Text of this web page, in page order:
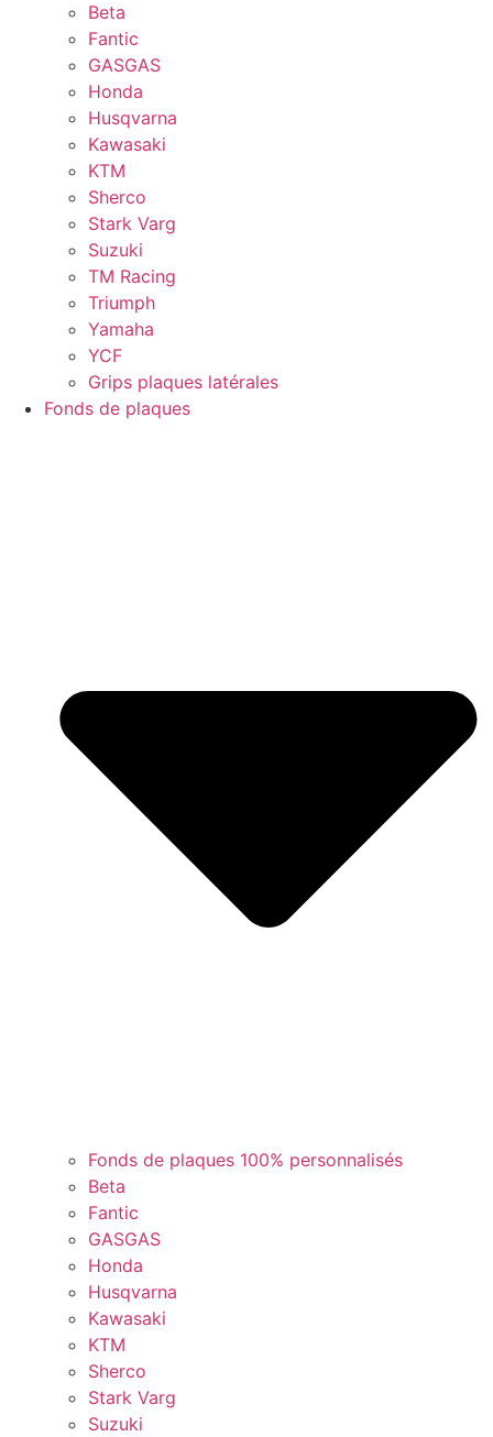
Beta
Fantic
GASGAS
Honda
Husqvarna
Kawasaki
KTM
Sherco
Stark Varg
Suzuki
TM Racing
Triumph
Yamaha
YCF
Grips plaques latérales
Fonds de plaques
Fonds de plaques 100% personnalisés
Beta
Fantic
GASGAS
Honda
Husqvarna
Kawasaki
KTM
Sherco
Stark Varg
Suzuki